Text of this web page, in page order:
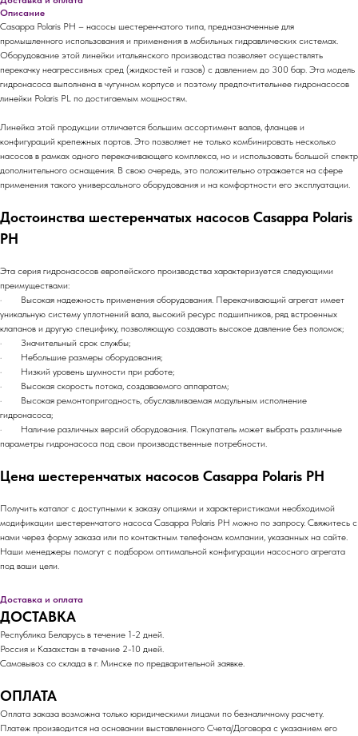
Описание
Casappa Polaris PH – насосы шестеренчатого типа, предназначенные для
промышленного использования и применения в мобильных гидравлических системах.
Оборудование этой линейки итальянского производства позволяет осуществлять
перекачку неагрессивных сред (жидкостей и газов) с давлением до 300 бар. Эта модель
гидронасоса выполнена в чугунном корпусе и поэтому предпочтительнее гидронасосов
линейки Polaris PL по достигаемым мощностям.
Линейка этой продукции отличается большим ассортимент валов, фланцев и
конфигураций крепежных портов. Это позволяет не только комбинировать несколько
насосов в рамках одного перекачивающего комплекса, но и использовать большой спектр
дополнительного оснащения. В свою очередь, это положительно отражается на сфере
применения такого универсального оборудования и на комфортности его эксплуатации.
Достоинства шестеренчатых насосов Casappa Polaris
PH
Эта серия гидронасосов европейского производства характеризуется следующими
преимуществами:
· Высокая надежность применения оборудования. Перекачивающий агрегат имеет
уникальную систему уплотнений вала, высокий ресурс подшипников, ряд встроенных
клапанов и другую специфику, позволяющую создавать высокое давление без поломок;
· Значительный срок службы;
· Небольшие размеры оборудования;
· Низкий уровень шумности при работе;
· Высокая скорость потока, создаваемого аппаратом;
· Высокая ремонтопригодность, обуславливаемая модульным исполнение
гидронасоса;
· Наличие различных версий оборудования. Покупатель может выбрать различные
параметры гидронасоса под свои производственные потребности.
Цена шестеренчатых насосов Casappa Polaris PH
Получить каталог с доступными к заказу опциями и характеристиками необходимой
модификации шестеренчатого насоса Casappa Polaris PH можно по запросу. Свяжитесь с
нами через форму заказа или по контактным телефонам компании, указанных на сайте.
Наши менеджеры помогут с подбором оптимальной конфигурации насосного агрегата
под ваши цели.
Доставка и оплата
ДОСТАВКА
Республика Беларусь в течение 1-2 дней.
Россия и Казахстан в течение 2-10 дней.
Самовывоз со склада в г. Минске по предварительной заявке.
ОПЛАТА
Оплата заказа возможна только юридическими лицами по безналичному расчету.
Платеж производится на основании выставленного Счета/Договора с указанием его